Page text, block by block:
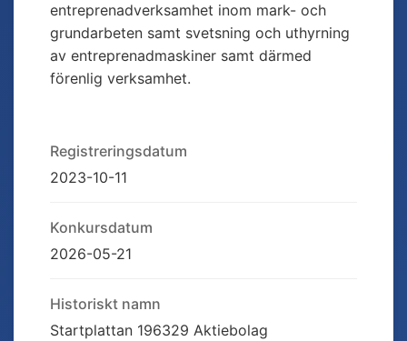
entreprenadverksamhet inom mark- och
grundarbeten samt svetsning och uthyrning
av entreprenadmaskiner samt därmed
förenlig verksamhet.
Registreringsdatum
2023-10-11
Konkursdatum
2026-05-21
Historiskt namn
Startplattan 196329 Aktiebolag